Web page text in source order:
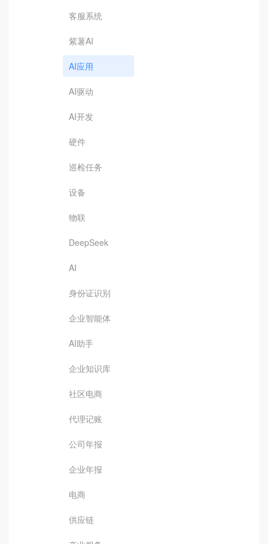
客服系统
紫薯AI
AI应用
AI驱动
AI开发
硬件
巡检任务
设备
物联
DeepSeek
AI
身份证识别
企业智能体
AI助手
企业知识库
社区电商
代理记账
公司年报
企业年报
电商
供应链